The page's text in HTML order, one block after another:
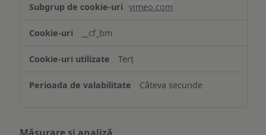
funcționalităților
ului
vimeo.com
__cf_bm
Terț
Câteva secunde